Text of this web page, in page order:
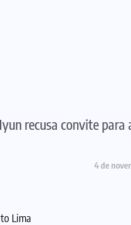
recusa convite
4 de
Lima